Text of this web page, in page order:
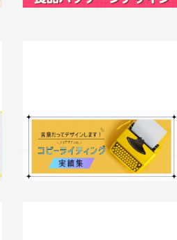
言葉だってデザインします！T3デザイ
ンの【コピー】実績集
2025.02.18 事例